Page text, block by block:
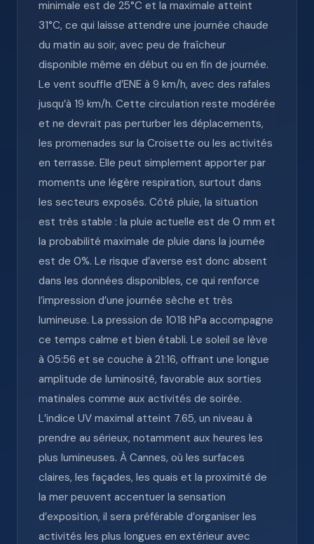
minimale est de 25°C et la maximale atteint
31°C, ce qui laisse attendre une journée chaude
du matin au soir, avec peu de fraîcheur
disponible même en début ou en fin de journée.
Le vent souffle d’ENE à 9 km/h, avec des rafales
jusqu’à 19 km/h. Cette circulation reste modérée
et ne devrait pas perturber les déplacements,
les promenades sur la Croisette ou les activités
en terrasse. Elle peut simplement apporter par
moments une légère respiration, surtout dans
les secteurs exposés. Côté pluie, la situation
est très stable : la pluie actuelle est de 0 mm et
la probabilité maximale de pluie dans la journée
est de 0%. Le risque d’averse est donc absent
dans les données disponibles, ce qui renforce
l’impression d’une journée sèche et très
lumineuse. La pression de 1018 hPa accompagne
ce temps calme et bien établi. Le soleil se lève
à 05:56 et se couche à 21:16, offrant une longue
amplitude de luminosité, favorable aux sorties
matinales comme aux activités de soirée.
L’indice UV maximal atteint 7.65, un niveau à
prendre au sérieux, notamment aux heures les
plus lumineuses. À Cannes, où les surfaces
claires, les façades, les quais et la proximité de
la mer peuvent accentuer la sensation
d’exposition, il sera préférable d’organiser les
activités les plus longues en extérieur avec